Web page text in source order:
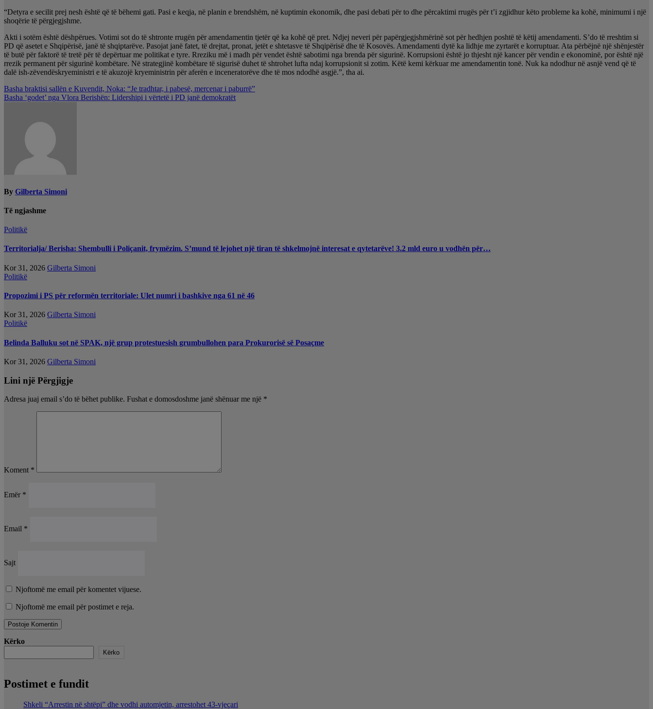
“Detyra e secilit prej nesh është që të bëhemi gati. Pasi e keqja, në planin e brendshëm, në kuptimin ekonomik, dhe pasi debati për to dhe përcaktimi rrugës për t’i zgjidhur këto probleme ka kohë, minimumi i një
shoqërie të përgjegjshme.
Akti i sotëm është dëshpërues. Votimi sot do të shtronte rrugën për amendamentin tjetër që ka kohë që pret. Ndjej neveri për papërgjegjshmërinë sot për hedhjen poshtë të këtij amendamenti. S’do të rreshtim si
PD që asetet e Shqipërisë, janë të shqiptarëve. Pasojat janë fatet, të drejtat, pronat, jetët e shtetasve të Shqipërisë dhe të Kosovës. Amendamenti dytë ka lidhje me zyrtarët e korruptuar. Ata përbëjnë një shënjestër
të butë për faktorë të tretë për të depërtuar me politikat e tyre. Rreziku më i madh për vendet është sabotimi nga brenda për sigurinë. Korrupsioni është jo thjesht një kancer për vendin e ekonominë, por është një
rrezik permanent për sigurinë kombëtare. Në strategjinë kombëtare të sigurisë duhet të shtrohet lufta ndaj korrupsionit si zotim. Këtë kemi kërkuar me amendamentin tonë. Nuk ka ndodhur në asnjë vend që të
dalë ish-zëvendëskryeministri e të akuzojë kryeministrin për aferën e inceneratorëve dhe të mos ndodhë asgjë.”, tha ai.
Lëvizje
te
Basha braktisi sallën e Kuvendit, Noka: “Je tradhtar, i pabesë, mercenar i paburrë”
Basha ‘godet’ nga Vlora Berishën: Lidershipi i vërtetë i PD janë demokratët
By Gilberta Simoni
Të ngjashme
Politikë
Territorialja/ Berisha: Shembulli i Poliçanit, frymëzim. S’mund të lejohet një tiran të shkelmojnë interesat e qytetarëve! 3.2 mld euro u vodhën për…
Kor 31, 2026 Gilberta Simoni
Politikë
Propozimi i PS për reformën territoriale: Ulet numri i bashkive nga 61 në 46
Kor 31, 2026 Gilberta Simoni
Politikë
Belinda Balluku sot në SPAK, një grup protestuesish grumbullohen para Prokurorisë së Posaçme
Kor 31, 2026 Gilberta Simoni
Lini një Përgjigje
Adresa juaj email s’do të bëhet publike. Fushat e domosdoshme janë shënuar me një *
Koment *
Emër *
Email *
Sajt
Njoftomë me email për komentet vijuese.
Njoftomë me email për postimet e reja.
Kërko
Kërko
Postimet e fundit
Shkeli “Arrestin në shtëpi” dhe vodhi automjetin, arrestohet 43-vjeçari